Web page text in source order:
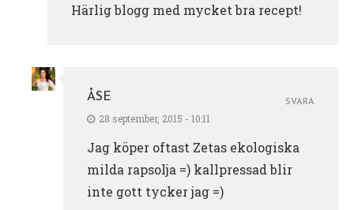
Härlig blogg med mycket bra recept!
ÅSE
28 september, 2015 - 10:11
Jag köper oftast Zetas ekologiska
milda rapsolja =) kallpressad blir
inte gott tycker jag =)
SVARA